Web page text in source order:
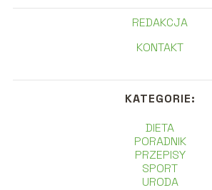
REDAKCJA
KONTAKT
KATEGORIE:
DIETA
PORADNIK
PRZEPISY
SPORT
URODA